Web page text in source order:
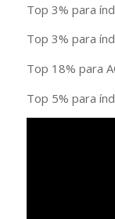
Top 3% para
Top 3% para
Top 18% para
Top 5% para